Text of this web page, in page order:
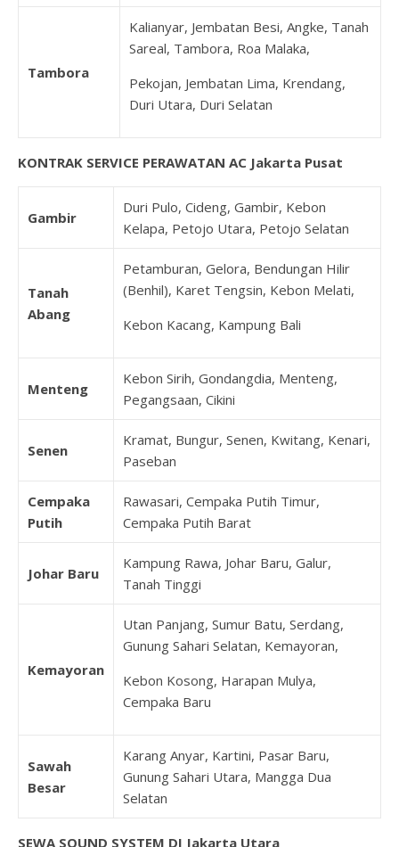
Tambora
Kalianyar, Jembatan Besi, Angke, Tanah
Sareal, Tambora, Roa Malaka,
Pekojan, Jembatan Lima, Krendang,
Duri Utara, Duri Selatan
KONTRAK SERVICE PERAWATAN AC Jakarta Pusat
Gambir
Duri Pulo, Cideng, Gambir, Kebon
Kelapa, Petojo Utara, Petojo Selatan
Tanah
Abang
Petamburan, Gelora, Bendungan Hilir
(Benhil), Karet Tengsin, Kebon Melati,
Kebon Kacang, Kampung Bali
Menteng
Kebon Sirih, Gondangdia, Menteng,
Pegangsaan, Cikini
Senen
Kramat, Bungur, Senen, Kwitang, Kenari,
Paseban
Cempaka
Putih
Rawasari, Cempaka Putih Timur,
Cempaka Putih Barat
Johar Baru
Kampung Rawa, Johar Baru, Galur,
Tanah Tinggi
Kemayoran
Utan Panjang, Sumur Batu, Serdang,
Gunung Sahari Selatan, Kemayoran,
Kebon Kosong, Harapan Mulya,
Cempaka Baru
Sawah
Besar
Karang Anyar, Kartini, Pasar Baru,
Gunung Sahari Utara, Mangga Dua
Selatan
SEWA SOUND SYSTEM DI Jakarta Utara